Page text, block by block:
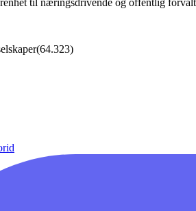
(64.323)